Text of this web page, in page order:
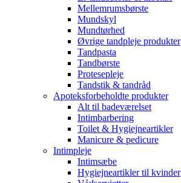
Mellemrumsbørste
Mundskyl
Mundtørhed
Øvrige tandpleje produkter
Tandpasta
Tandbørste
Protesepleje
Tandstik & tandråd
Apoteksforbeholdte produkter
Alt til badeværelset
Intimbarbering
Toilet & Hygiejneartikler
Manicure & pedicure
Intimpleje
Intimsæbe
Hygiejneartikler til kvinder